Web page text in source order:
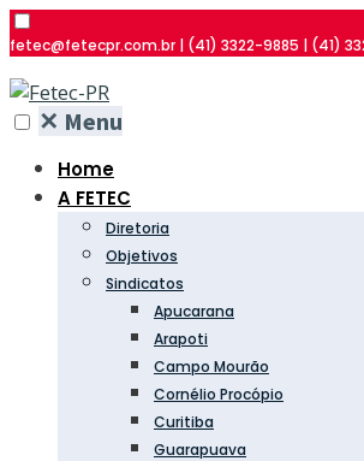
fetec@fetecpr.com.br | (41) 3322-9885 | (41)
✕ Menu
Home
A FETEC
Diretoria
Objetivos
Sindicatos
Apucarana
Arapoti
Campo Mourão
Cornélio Procópio
Curitiba
Guarapuava